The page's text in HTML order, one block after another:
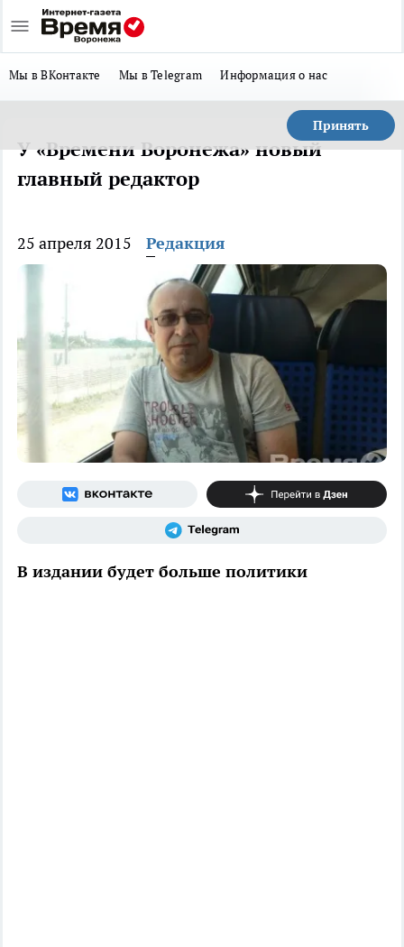
Мы в ВКонтакте Мы в Telegram Информация о нас
Принять
У «Времени Воронежа» новый
главный редактор
25 апреля 2015 Редакция
В издании будет больше политики